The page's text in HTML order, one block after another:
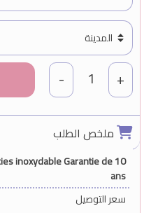
+
1
-
ملخص الطلب
inoxydable Garantie de 10
ans
سعر التوصيل